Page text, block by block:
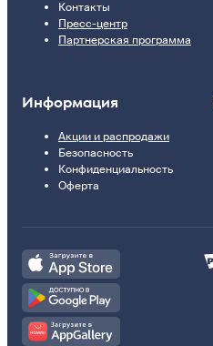
Контакты
Пресс-центр
Партнерская программа
Информация
Акции и распродажи
Безопасность
Конфиденциальность
Оферта